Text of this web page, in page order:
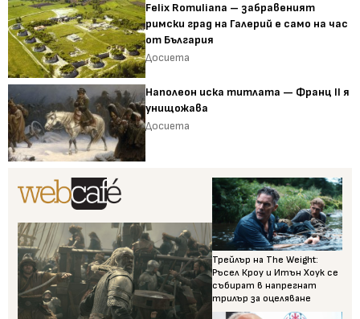
Felix Romuliana – забравеният
римски град на Галерий е само на час
от България
Досиета
Наполеон иска титлата — Франц II я
унищожава
Досиета
Трейлър на The Weight:
Ръсел Кроу и Итън Хоук се
събират в напрегнат
трилър за оцеляване